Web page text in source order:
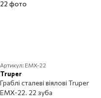
Артикул: EMX-22
Truper
Граблі сталеві віялові Truper
EMX-22. 22 зуба